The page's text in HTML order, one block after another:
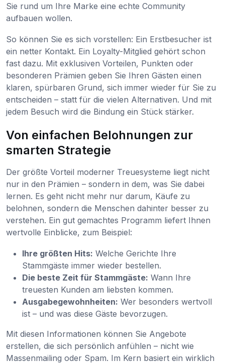
Sie rund um Ihre Marke eine echte Community
aufbauen wollen.
So können Sie es sich vorstellen: Ein Erstbesucher ist
ein netter Kontakt. Ein Loyalty-Mitglied gehört schon
fast dazu. Mit exklusiven Vorteilen, Punkten oder
besonderen Prämien geben Sie Ihren Gästen einen
klaren, spürbaren Grund, sich immer wieder für Sie zu
entscheiden – statt für die vielen Alternativen. Und mit
jedem Besuch wird die Bindung ein Stück stärker.
Von einfachen Belohnungen zur
smarten Strategie
Der größte Vorteil moderner Treuesysteme liegt nicht
nur in den Prämien – sondern in dem, was Sie dabei
lernen. Es geht nicht mehr nur darum, Käufe zu
belohnen, sondern die Menschen dahinter besser zu
verstehen. Ein gut gemachtes Programm liefert Ihnen
wertvolle Einblicke, zum Beispiel:
Ihre größten Hits: Welche Gerichte Ihre
Stammgäste immer wieder bestellen.
Die beste Zeit für Stammgäste: Wann Ihre
treuesten Kunden am liebsten kommen.
Ausgabegewohnheiten: Wer besonders wertvoll
ist – und was diese Gäste bevorzugen.
Mit diesen Informationen können Sie Angebote
erstellen, die sich persönlich anfühlen – nicht wie
Massenmailing oder Spam. Im Kern basiert ein wirklich